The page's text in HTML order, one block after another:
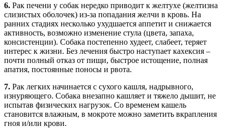
6. Рак печени у собак нередко приводит к желтухе (желтизна
слизистых оболочек) из-за попадания желчи в кровь. На
ранних стадиях несколько ухудшается аппетит и снижается
активность, возможно изменение стула (цвета, запаха,
консистенции). Собака постепенно худеет, слабеет, теряет
интерес к жизни. Без лечения быстро наступает кахексия –
почти полный отказ от пищи, быстрое истощение, полная
апатия, постоянные поносы и рвота.
7. Рак легких начинается с сухого кашля, надрывного,
изнуряющего. Собака внезапно кашляет и тяжело дышит, не
испытав физических нагрузок. Со временем кашель
становится влажным, в мокроте можно заметить вкрапления
гноя и/или крови.